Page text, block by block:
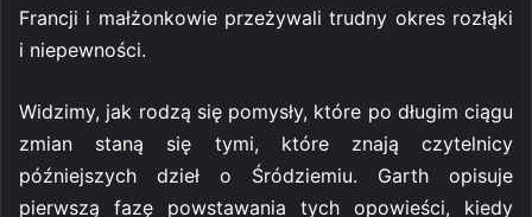
Francji i małżonkowie przeżywali trudny okres rozłąki
i niepewności.
Widzimy, jak rodzą się pomysły, które po długim ciągu
zmian staną się tymi, które znają czytelnicy
późniejszych dzieł o Śródziemiu. Garth opisuje
pierwszą fazę powstawania tych opowieści, kiedy